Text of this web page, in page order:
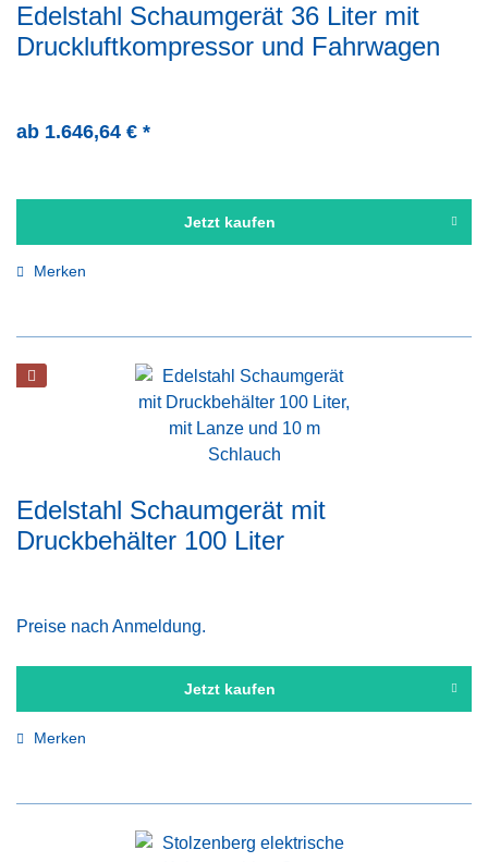
Edelstahl Schaumgerät 36 Liter mit
Druckluftkompressor und Fahrwagen
ab 1.646,64 € *
Jetzt kaufen
Merken
Edelstahl Schaumgerät mit
Druckbehälter 100 Liter
Preise nach Anmeldung.
Jetzt kaufen
Merken